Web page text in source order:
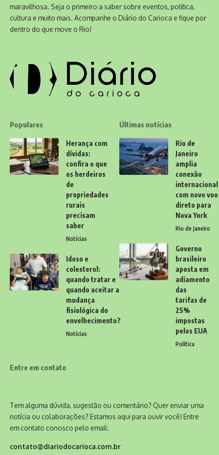
maravilhosa. Seja o primeiro a saber sobre eventos, política,
cultura e muito mais. Acompanhe o Diário do Carioca e fique por
dentro do que move o Rio!
Populares
Herança com
dívidas:
confira o que
os herdeiros
de
propriedades
rurais
precisam
saber
Notícias
Idoso e
colesterol:
quando tratar e
quando aceitar a
mudança
fisiológica do
envelhecimento?
Notícias
Últimas notícias
Rio de
Janeiro
amplia
conexão
internacional
com novo voo
direto para
Nova York
Rio de Janeiro
Governo
brasileiro
aposta em
adiamento
das
tarifas de
25%
impostas
pelos EUA
Política
Entre em contato
Tem alguma dúvida, sugestão ou comentário? Quer enviar uma
notícia ou colaborações? Estamos aqui para ouvir você! Entre
em contato conosco pelo email:
contato@diariodocarioca.com.br